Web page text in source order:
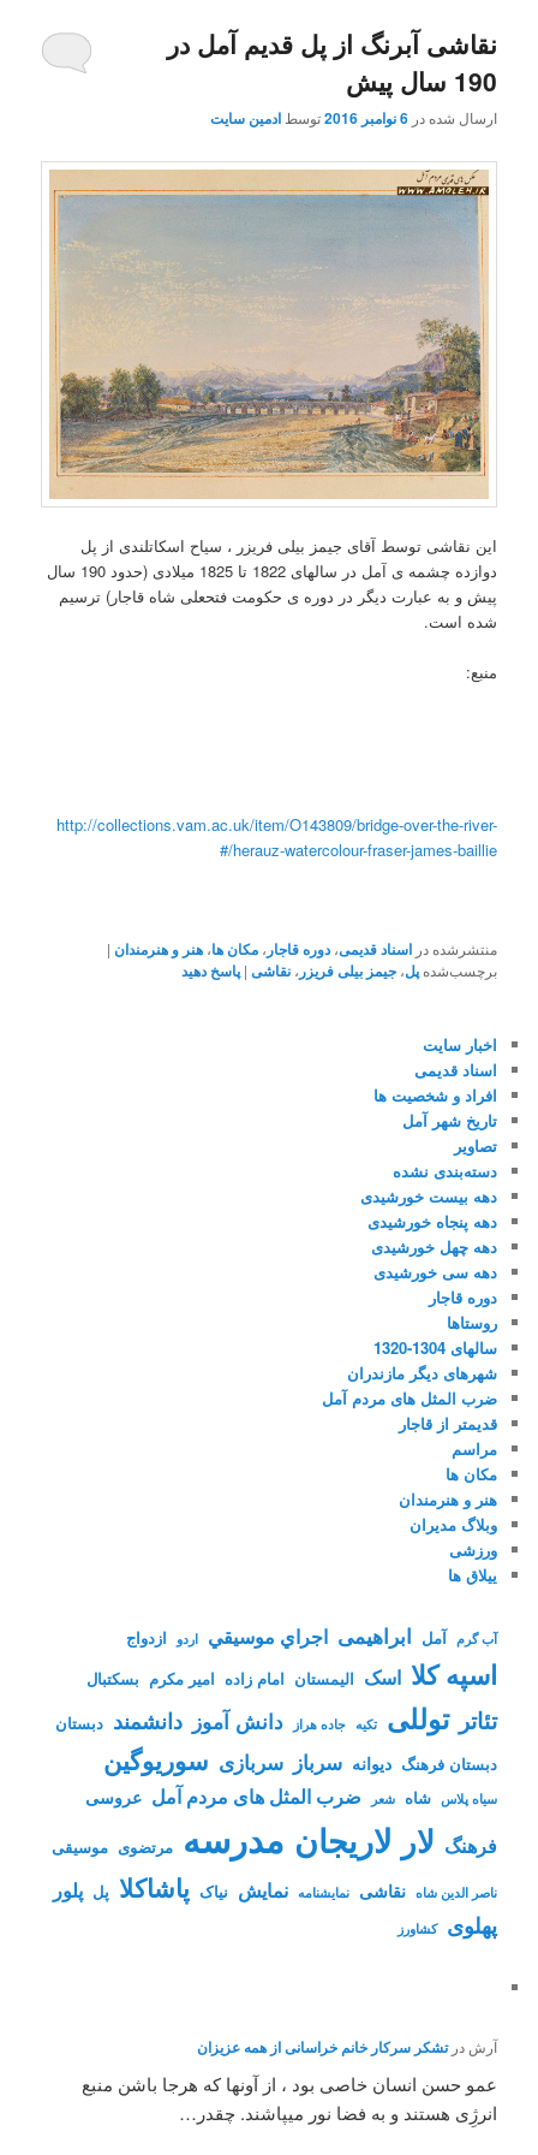
نقاشی آبرنگ از پل قدیم آمل در
190 سال پیش
ارسال شده در6 نوامبر 2016 توسطادمین سایت
این نقاشی توسط آقای جیمز بیلی فریزر ، سیاح اسکاتلندی از پل
دوازده چشمه ی آمل در سالهای 1822 تا 1825 میلادی (حدود 190 سال
پیش و به عبارت دیگر در دوره ی حکومت فتحعلی شاه قاجار) ترسیم
شده است.
منبع:
http://collections.vam.ac.uk/item/O143809/bridge-over-the-river-
herauz-watercolour-fraser-james-baillie/#
منتشرشده در اسناد قدیمی،دوره قاجار ،مکان ها،هنر و هنرمندان |
برچسب‌شده پل،جیمز بیلی فریزر ،نقاشی |پاسخ دهید
اخبار سایت
اسناد قدیمی
افراد و شخصیت ها
تاریخ شهر آمل
تصاویر
دسته‌بندی نشده
دهه بیست خورشیدی
دهه پنجاه خورشیدی
دهه چهل خورشیدی
دهه سی خورشیدی
دوره قاجار
روستاها
سالهای 1304-1320
شهرهای دیگر مازندران
ضرب المثل های مردم آمل
قدیمتر از قاجار
مراسم
مکان ها
هنر و هنرمندان
وبلاگ مدیران
ورزشی
ییلاق ها
آب گرم آمل ابراهیمی اجراي موسيقي اردو ازدواج
اسپه کلا اسک الیمستان امام زاده امیر مکرم بسکتبال
تئاتر توللی تکیه جاده هراز دانش آموز دانشمند دبستان
دبستان فرهنگ دیوانه سرباز سربازی سوریوگین
سیاه پلاس شاه شعر ضرب المثل های مردم آمل عروسی
فرهنگ لار لاریجان مدرسه مرتضوی موسیقی
ناصر الدین شاه نقاشی نمايشنامه نمایش نیاک پاشاکلا پل پلور
پهلوی کشاورز
آرش درتشکر سرکار خانم خراسانی از همه عزیزان
عمو حسن انسان خاصی بود ، از آونها که هرجا باشن منبع
انرژِی هستند و به فضا نور میپاشند. چقدر…